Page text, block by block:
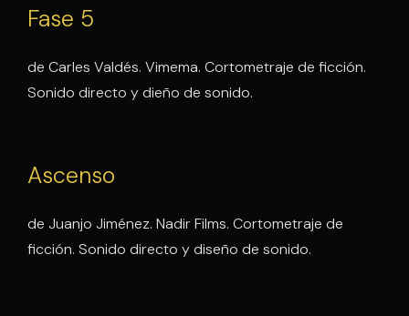
Fase 5
de Carles Valdés. Vimema. Cortometraje de ficción.
Sonido directo y dieño de sonido.
Ascenso
de Juanjo Jiménez. Nadir Films. Cortometraje de
ficción. Sonido directo y diseño de sonido.